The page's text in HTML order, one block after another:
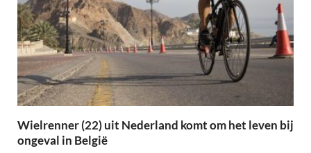
Wielrenner (22) uit Nederland komt om het leven bij
ongeval in België